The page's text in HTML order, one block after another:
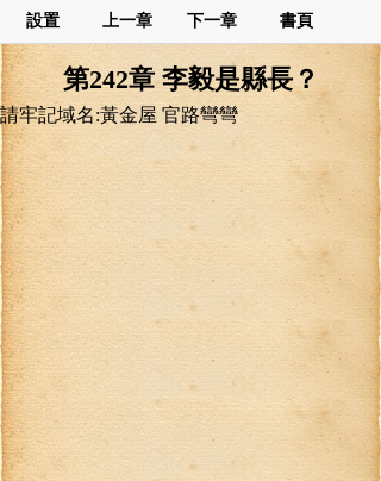
設置 上一章 下一章 書頁
第242章 李毅是縣長？
請牢記域名:黃金屋 官路彎彎